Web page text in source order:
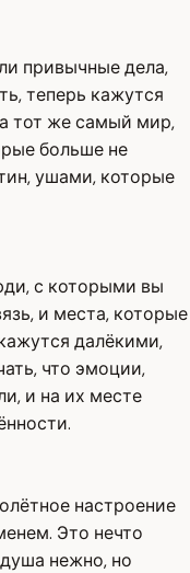
привычные дела,
теперь кажутся
тот же самый мир,
больше не
ушами, которые
с которыми вы
и места, которые
далёкими,
что эмоции,
и на их месте
настроение
Это нечто
нежно, но